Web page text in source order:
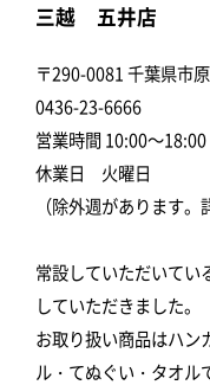
三越 五井店
〒290-0081 千葉県市
0436-23-6666
営業時間 10:00～18:00
休業日 火曜日
（除外週があります。
常設していただいてい
していただきました。
お取り扱い商品はハン
ル・てぬぐい・タオル